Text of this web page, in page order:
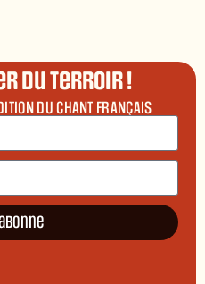
du terroir !
DU CHANT FRANÇAIS